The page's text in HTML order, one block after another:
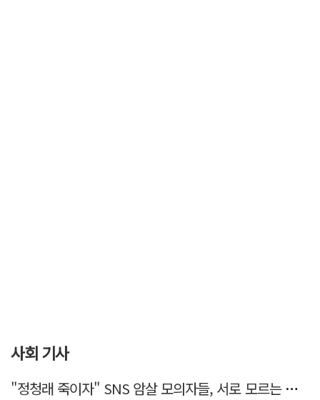
사회 기사
"정청래 죽이자" SNS 암살 모의자들, 서로 모르는 사이였다…檢송치